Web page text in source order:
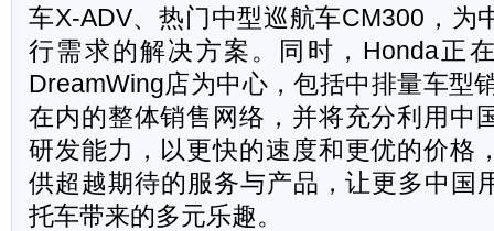
车X-ADV、热门中型巡航车CM300，为
行需求的解决方案。同时，Honda正
DreamWing店为中心，包括中排量车型
在内的整体销售网络，并将充分利用中
研发能力，以更快的速度和更优的价格
供超越期待的服务与产品，让更多中国
托车带来的多元乐趣。